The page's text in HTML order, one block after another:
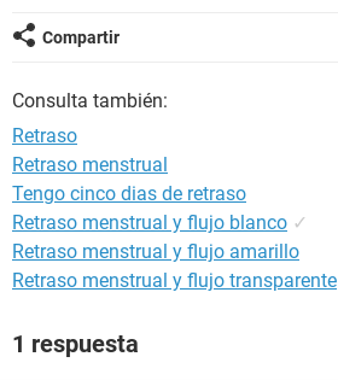
GLOSARIO
Compartir
Consulta también:
Retraso
Retraso menstrual
Tengo cinco dias de retraso
Retraso menstrual y flujo blanco ✓
Retraso menstrual y flujo amarillo
Retraso menstrual y flujo transparente
1 respuesta